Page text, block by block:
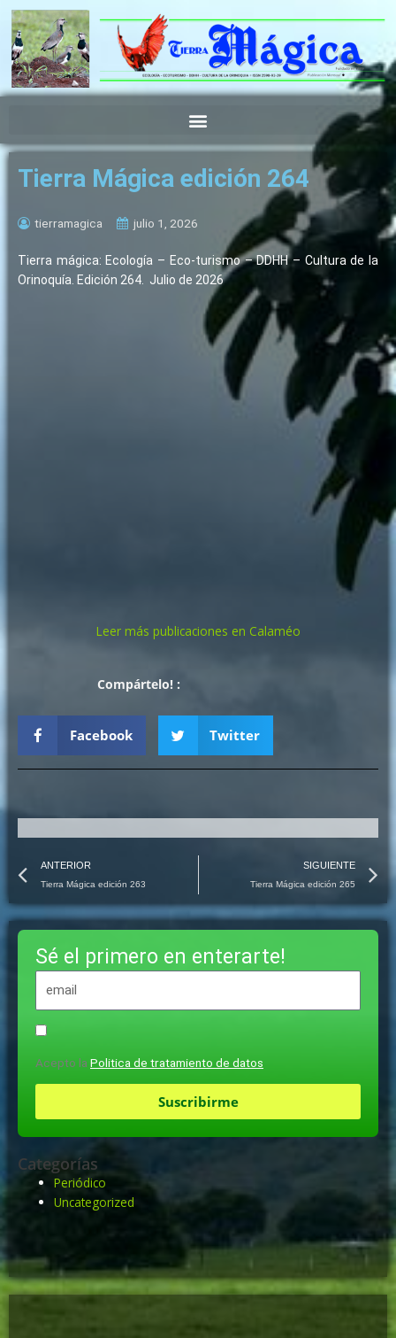
contenido
Tierra Mágica edición 264
tierramagica julio 1, 2026
Tierra mágica: Ecología – Eco-turismo – DDHH – Cultura de la
Orinoquía. Edición 264. Julio de 2026
Leer más publicaciones en Calaméo
Compártelo! :
Facebook Twitter
Prev
ANTERIOR
Tierra Mágica edición 263
SIGUIENTE
Tierra Mágica edición 265
Sé el primero en enterarte!
Acepto la Politica de tratamiento de datos
Suscribirme
Categorías
Periódico
Uncategorized